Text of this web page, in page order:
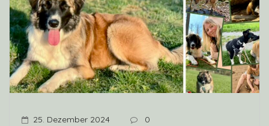
25. Dezember 2024
0